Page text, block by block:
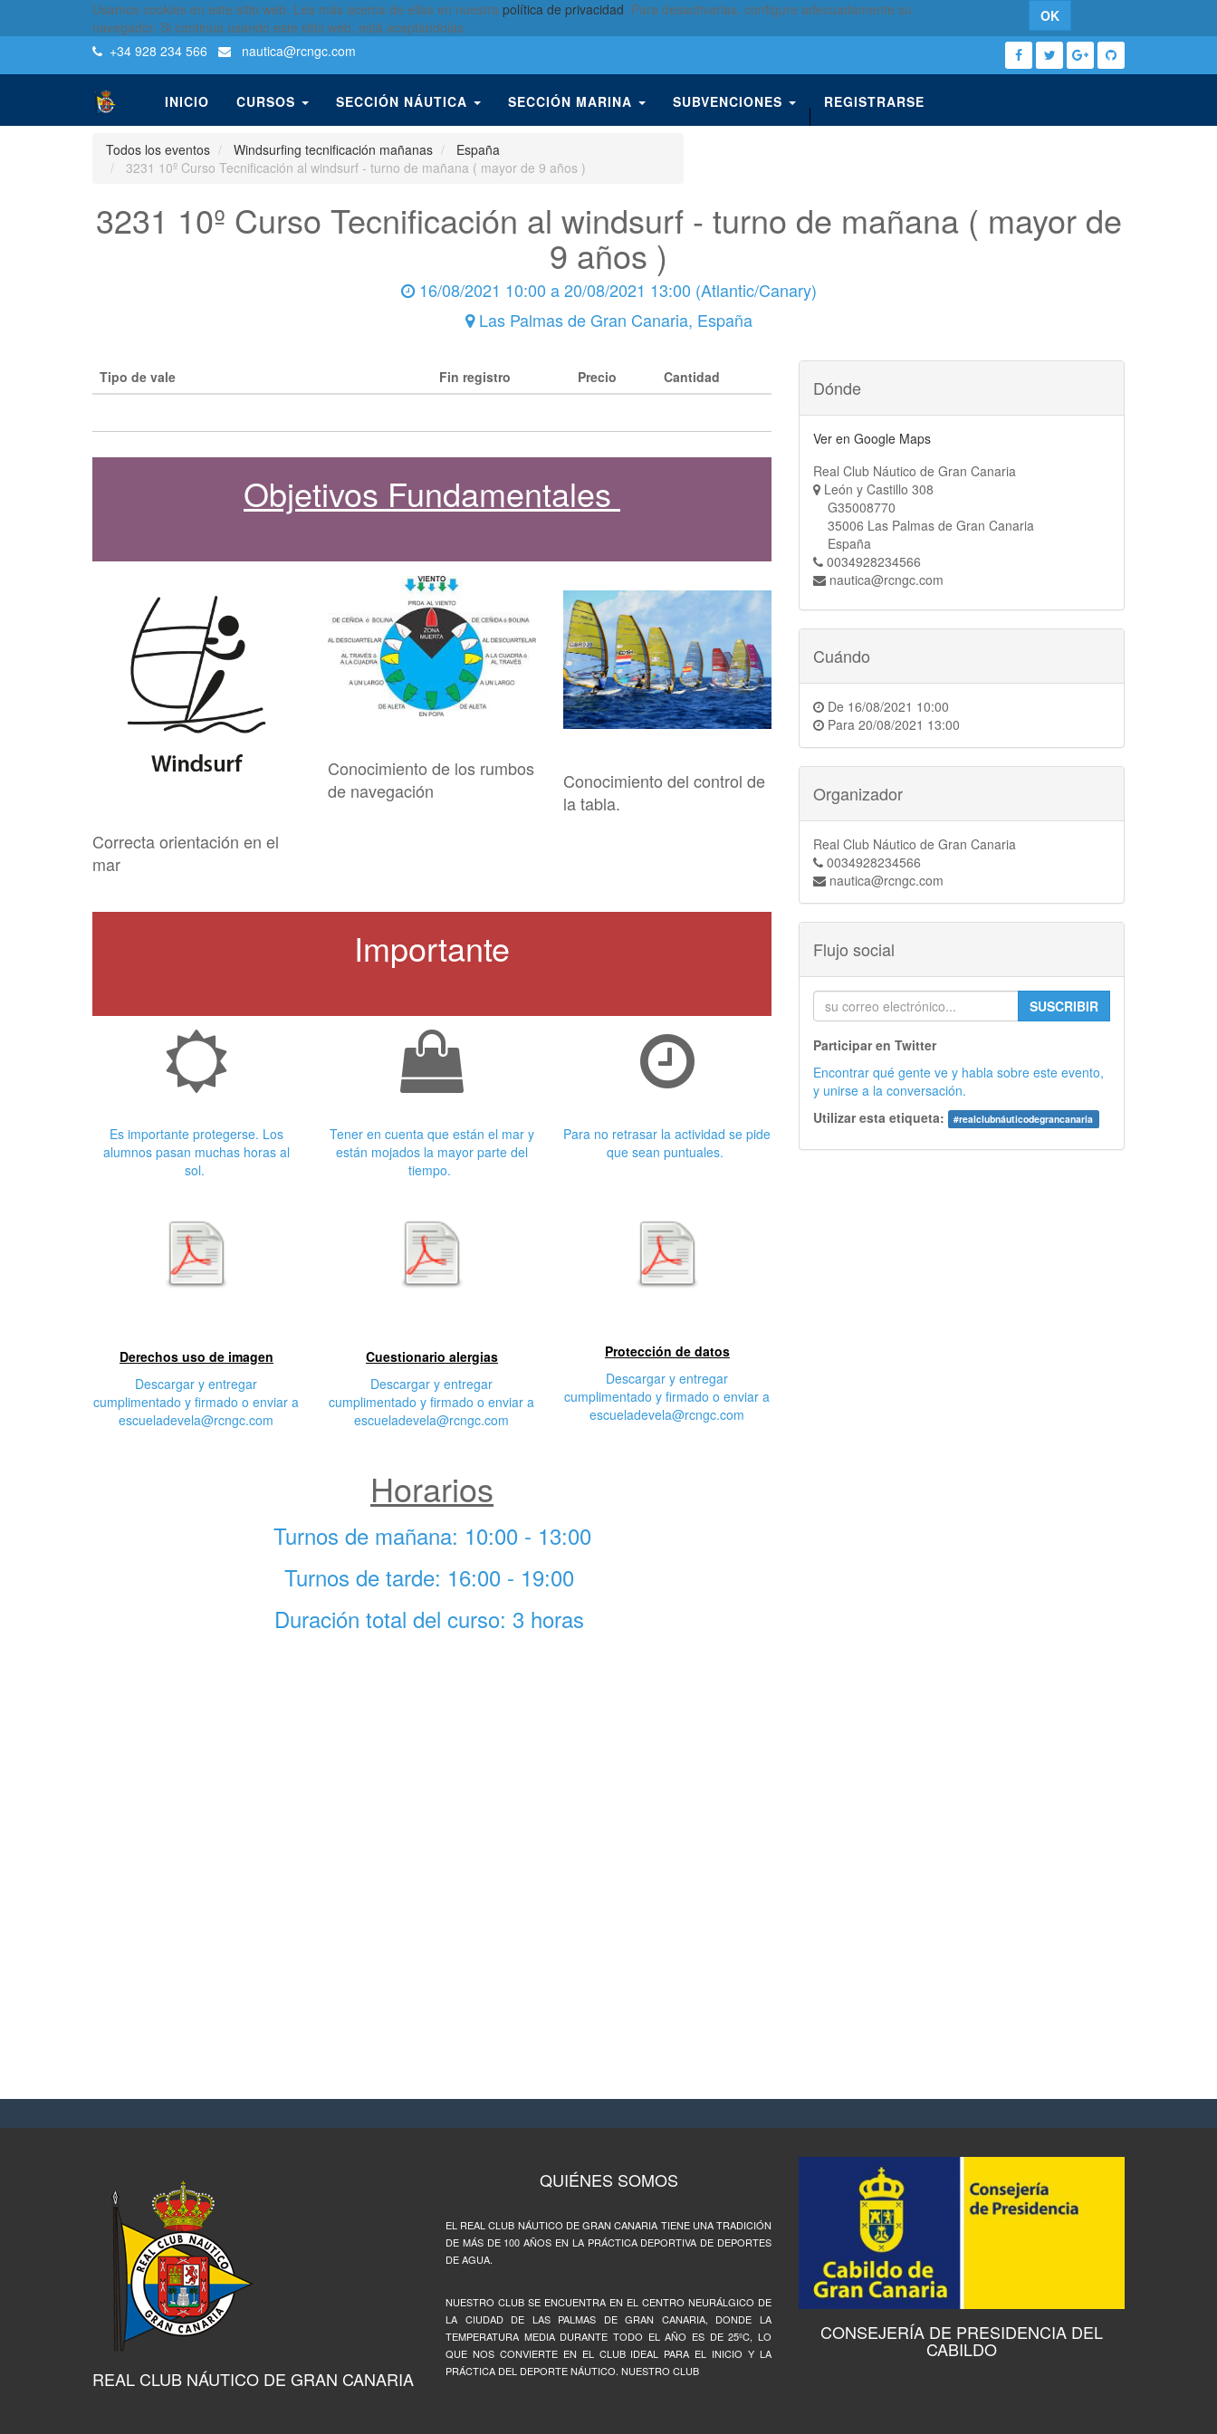
Usamos cookies en este sitio web. Lea más acerca de ellas en nuestra política de privacidad. Para desactivarlas, configure adecuadamente su
navegador. Si continúa usando este sitio web, está aceptándolas.
OK
+34 928 234 566
nautica@rcngc.com
INICIO CURSOS SECCIÓN NÁUTICA SECCIÓN MARINA SUBVENCIONES REGISTRARSE
Todos los eventos Windsurfing tecnificación mañanas
España
3231 10º Curso Tecnificación al windsurf - turno de mañana ( mayor de 9 años )
3231 10º Curso Tecnificación al windsurf - turno de mañana ( mayor de
9 años )
16/08/2021 10:00 a20/08/2021 13:00 (Atlantic/Canary)
Las Palmas de Gran Canaria, España
Tipo de vale Fin registro Precio Cantidad
Objetivos Fundamentales
Correcta orientación en el
mar
Conocimiento de los rumbos
de navegación
Conocimiento del control de
la tabla.
Importante
Es importante protegerse. Los
alumnos pasan muchas horas al
sol.
Tener en cuenta que están el mar y
están mojados la mayor parte del
tiempo.
Para no retrasar la actividad se pide
que sean puntuales.
Derechos uso de imagen
Descargar y entregar
cumplimentado y firmado o enviar a
escueladevela@rcngc.com
Cuestionario alergias
Descargar y entregar
cumplimentado y firmado o enviar a
escueladevela@rcngc.com
Protección de datos
Descargar y entregar
cumplimentado y firmado o enviar a
escueladevela@rcngc.com
Horarios
Turnos de mañana: 10:00 - 13:00
Turnos de tarde: 16:00 - 19:00
Duración total del curso: 3 horas
Dónde
Ver en Google Maps
Real Club Náutico de Gran Canaria
León y Castillo 308
G35008770
35006 Las Palmas de Gran Canaria
España
0034928234566
nautica@rcngc.com
Cuándo
De 16/08/2021 10:00
Para 20/08/2021 13:00
Organizador
Real Club Náutico de Gran Canaria
0034928234566
nautica@rcngc.com
Flujo social
SUSCRIBIR
Participar en Twitter
Encontrar qué gente ve y habla sobre este evento,
y unirse a la conversación.
Utilizar esta etiqueta:
#realclubnáuticodegrancanaria
REAL CLUB NÁUTICO DE GRAN CANARIA
QUIÉNES SOMOS
EL REAL CLUB NÁUTICO DE GRAN CANARIA TIENE UNA TRADICIÓN
DE MÁS DE 100 AÑOS EN LA PRÁCTICA DEPORTIVA DE DEPORTES
DE AGUA.
NUESTRO CLUB SE ENCUENTRA EN EL CENTRO NEURÁLGICO DE
LA CIUDAD DE LAS PALMAS DE GRAN CANARIA, DONDE LA
TEMPERATURA MEDIA DURANTE TODO EL AÑO ES DE 25ºC, LO
QUE NOS CONVIERTE EN EL CLUB IDEAL PARA EL INICIO Y LA
PRÁCTICA DEL DEPORTE NÁUTICO. NUESTRO CLUB
CONSEJERÍA DE PRESIDENCIA DEL
CABILDO